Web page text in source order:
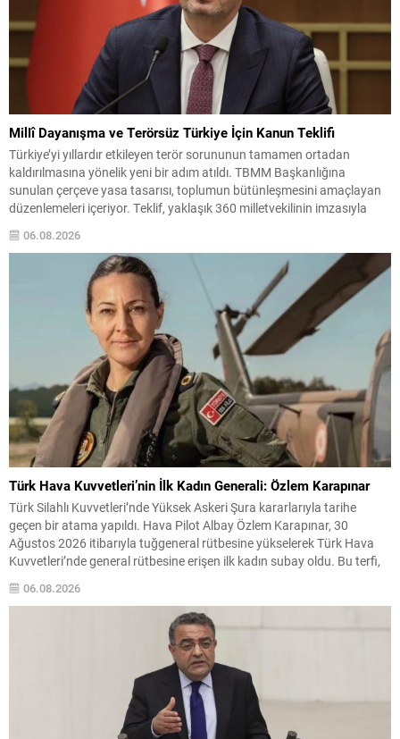
Millî Dayanışma ve Terörsüz Türkiye İçin Kanun Teklifi
Türkiye’yi yıllardır etkileyen terör sorununun tamamen ortadan
kaldırılmasına yönelik yeni bir adım atıldı. TBMM Başkanlığına
sunulan çerçeve yasa tasarısı, toplumun bütünleşmesini amaçlayan
düzenlemeleri içeriyor. Teklif, yaklaşık 360 milletvekilinin imzasıyla
kamuoyuna duyuruldu. Meclise Sunulan Teklifin Önemi Burhanettin
Duran, teklifin Millî Dayanışma ve Toplumsal...
06.08.2026
Türk Hava Kuvvetleri’nin İlk Kadın Generali: Özlem Karapınar
Türk Silahlı Kuvvetleri’nde Yüksek Askeri Şura kararlarıyla tarihe
geçen bir atama yapıldı. Hava Pilot Albay Özlem Karapınar, 30
Ağustos 2026 itibarıyla tuğgeneral rütbesine yükselerek Türk Hava
Kuvvetleri’nde general rütbesine erişen ilk kadın subay oldu. Bu terfi,
kadınların askeri komuta kademelerindeki temsiliyetinin güçlenmesi
açısından önemli bir işaret niteliği taşıyor. YAŞ toplantısında...
06.08.2026